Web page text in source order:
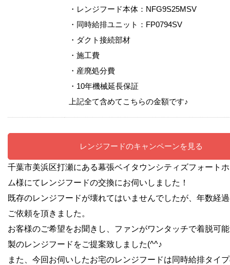
・レンジフード本体：NFG9S25MSV
・同時給排ユニット：FP0794SV
・ダクト接続部材
・施工費
・産廃処分費
・10年機械延長保証
上記全て含めてこちらの金額です♪
レンジフードのキャンペーンを見る
千葉市美浜区打瀬にある幕張ベイタウンシティズフォート
ム様にてレンジフードの交換にお伺いしました！
既存のレンジフードが壊れてはいませんでしたが、年数経
ご依頼を頂きました。
お客様のご希望をお聞きし、ファンがワンタッチで着脱可
製のレンジフードをご提案致しました(^^♪
また、今回お伺いしたお宅のレンジフードは同時給排タイ